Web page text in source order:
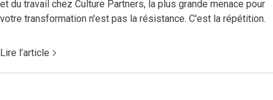
et du travail chez Culture Partners, la plus grande menace pour
votre transformation n'est pas la résistance. C'est la répétition.
Lire l’article